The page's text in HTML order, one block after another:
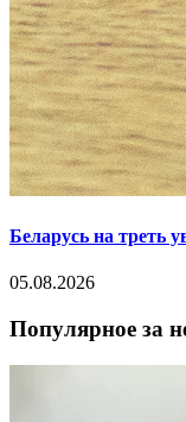
Беларусь на треть
05.08.2026
Популярное за